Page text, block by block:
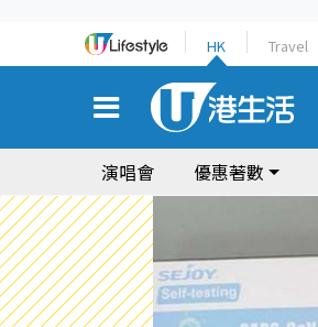
HK Travel
演唱會 優惠著數